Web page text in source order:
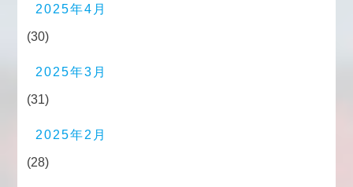
2025年4月
(30)
2025年3月
(31)
2025年2月
(28)